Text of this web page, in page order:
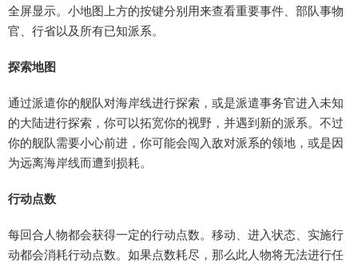
全屏显示。小地图上方的按键分别用来查看重要事件、部队事物
官、行省以及所有已知派系。
探索地图
通过派遣你的舰队对海岸线进行探索，或是派遣事务官进入未知
的大陆进行探索，你可以拓宽你的视野，并遇到新的派系。不过
你的舰队需要小心前进，你可能会闯入敌对派系的领地，或是因
为远离海岸线而遭到损耗。
行动点数
每回合人物都会获得一定的行动点数。移动、进入状态、实施行
动都会消耗行动点数。如果点数耗尽，那么此人物将无法进行任